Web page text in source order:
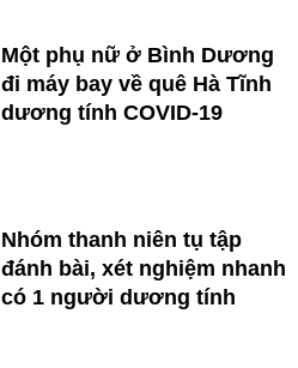
Một phụ nữ ở Bình Dương
đi máy bay về quê Hà Tĩnh
dương tính COVID-19
Nhóm thanh niên tụ tập
đánh bài, xét nghiệm nhanh
có 1 người dương tính